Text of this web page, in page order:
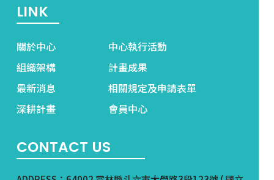
LINK
關於中心
中心執行活動
組織架構
計畫成果
最新消息
相關規定及申請表單
深耕計畫
會員中心
CONTACT US